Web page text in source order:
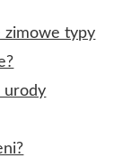
zimowe typy
urody